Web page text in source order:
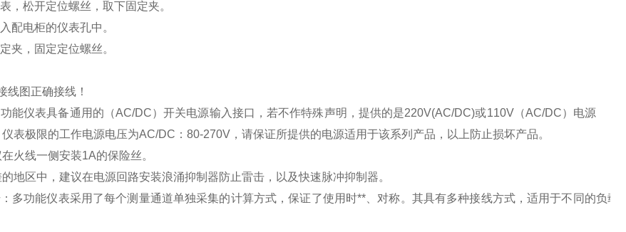
，松开定位螺丝，取下固定夹。
配电柜的仪表孔中。
夹，固定定位螺丝。
线图正确接线！
能仪表具备通用的（AC/DC）开关电源输入接口，若不作特殊声明，提供的是220V(AC/DC)或110V（AC/DC）电源
表极限的工作电源电压为AC/DC ： 80-270V ，请保证所提供的电源适用于该系列产品，以上防止损坏产品。
火线一侧安装1A的保险丝。
地区中，建议在电源回路安装浪涌抑制器防止雷击，以及快速脉冲抑制器。
多功能仪表采用了每个测量通道单独采集的计算方式，保证了使用时**、对称。其具有多种接线方式，适用于不同的负载